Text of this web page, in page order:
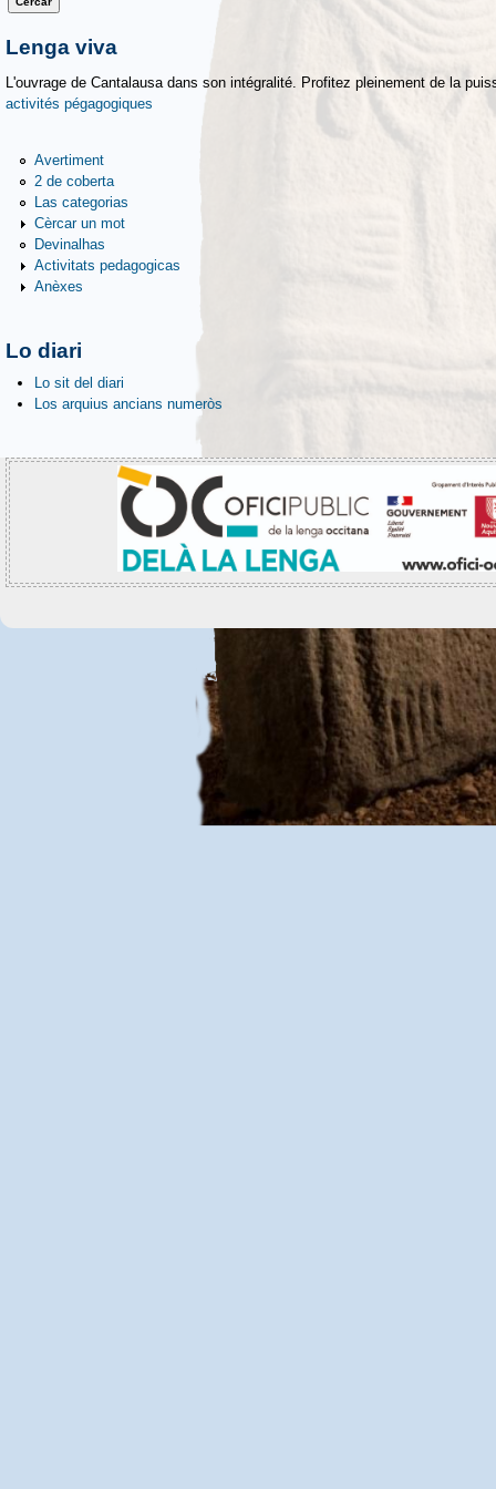
Lenga viva
L'ouvrage de Cantalausa dans son intégralité. Profitez pleinement de la
activités pégagogiques
Avertiment
2 de coberta
Las categorias
Cèrcar un mot
Devinalhas
Activitats pedagogicas
Anèxes
Lo diari
Lo sit del diari
Los arquius ancians numeròs